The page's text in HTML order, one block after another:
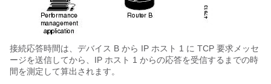
接続応答時間は、デバイス B から IP ホスト 1 に TCP 要求メッセ
ージを送信してから、IP ホスト 1 からの応答を受信するまでの時
間を測定して算出されます。